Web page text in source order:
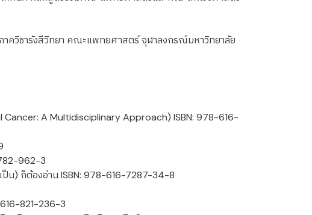
าควิชารังสีวิทยา คณะแพทยศาสตร์ จุฬาลงกรณ์มหาวิทยาลัย
Cancer: A Multidisciplinary Approach) ISBN: 978-616-
962-3
เป็น) ก็ต้องอ่าน ISBN: 978-616-7287-34-8
616-821-236-3